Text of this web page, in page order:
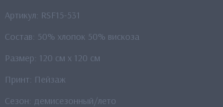
Артикул: RSF15-531
Состав: 50% хлопок 50% вискоза
Размер: 120 см x 120 см
Принт: Пейзаж
Сезон: демисезонный/лето